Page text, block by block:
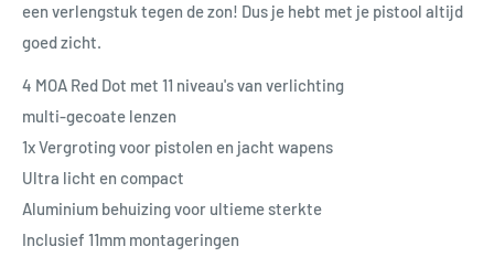
een verlengstuk tegen de zon! Dus je hebt met je pistool altijd
goed zicht.
4 MOA Red Dot met 11 niveau's van verlichting
multi-gecoate lenzen
1x Vergroting voor pistolen en jacht wapens
Ultra licht en compact
Aluminium behuizing voor ultieme sterkte
Inclusief 11mm montageringen